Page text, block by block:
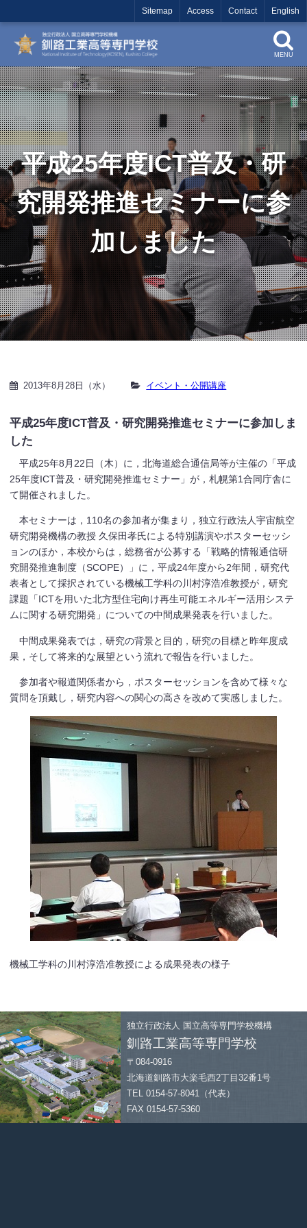
Sitemap Access Contact English
MENU
平成25年度ICT普及・研
究開発推進セミナーに参
加しました
2013年8月28日（水） イベント・公開講座
平成25年度ICT普及・研究開発推進セミナーに参加しま
した
平成25年8月22日（木）に，北海道総合通信局等が主催の「平成
25年度ICT普及・研究開発推進セミナー」が，札幌第1合同庁舎に
て開催されました。
本セミナーは，110名の参加者が集まり，独立行政法人宇宙航空
研究開発機構の教授 久保田孝氏による特別講演やポスターセッシ
ョンのほか，本校からは，総務省が公募する「戦略的情報通信研
究開発推進制度（SCOPE）」に，平成24年度から2年間，研究代
表者として採択されている機械工学科の川村淳浩准教授が，研究
課題「ICTを用いた北方型住宅向け再生可能エネルギー活用システ
ムに関する研究開発」についての中間成果発表を行いました。
中間成果発表では，研究の背景と目的，研究の目標と昨年度成
果，そして将来的な展望という流れで報告を行いました。
参加者や報道関係者から，ポスターセッションを含めて様々な
質問を頂戴し，研究内容への関心の高さを改めて実感しました。
機械工学科の川村淳浩准教授による成果発表の様子
独立行政法人 国立高等専門学校機構
釧路工業高等専門学校
〒084-0916
北海道釧路市大楽毛西2丁目32番1号
TEL 0154-57-8041（代表）
FAX 0154-57-5360